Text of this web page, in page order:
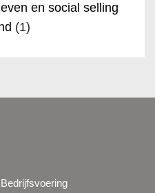
en social selling
(1)
Bedrijfsvoering